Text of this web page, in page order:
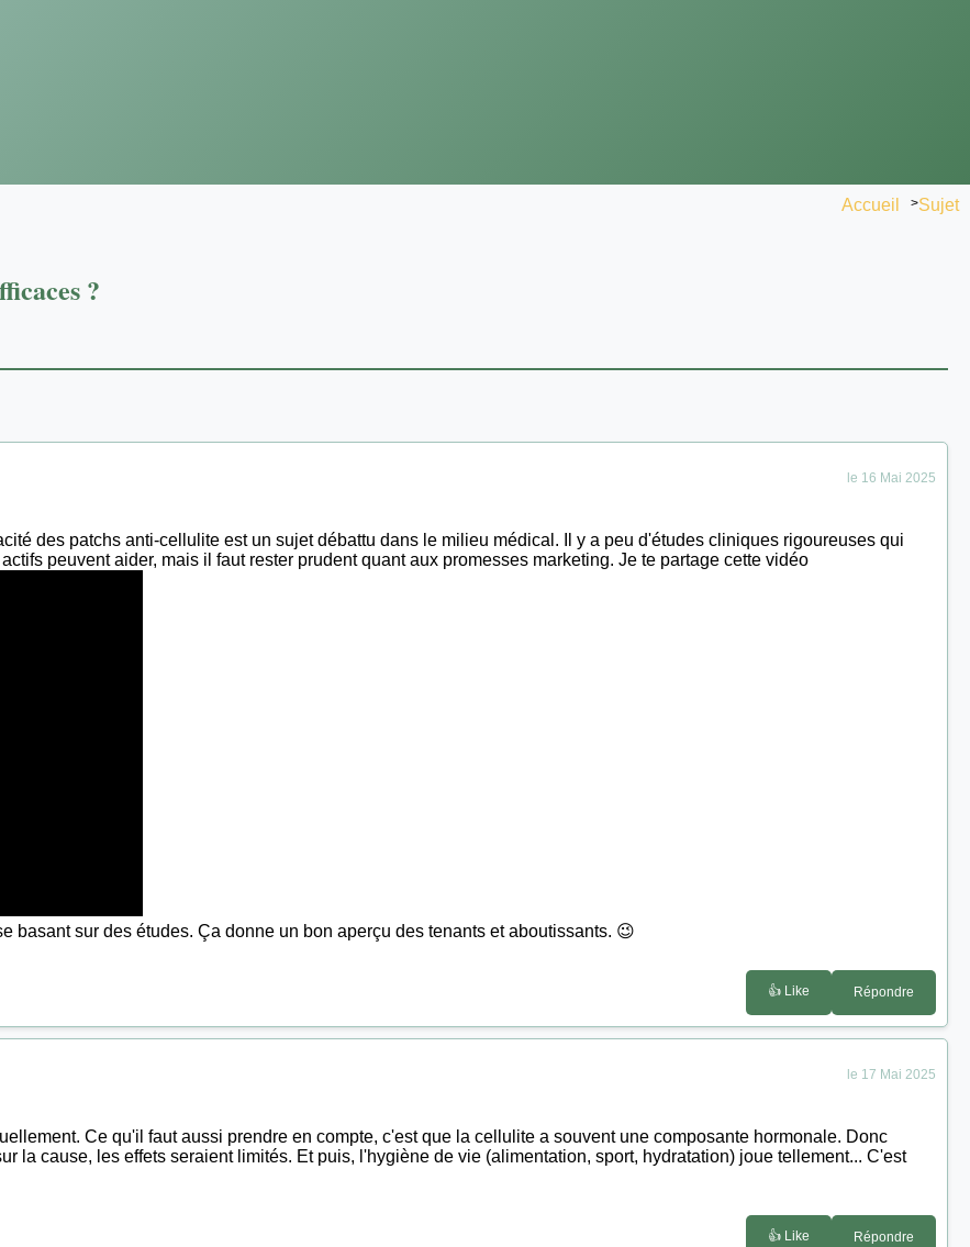
Accueil >Sujet
?
le 16 Mai 2025
des patchs anti-cellulite est un sujet débattu dans le milieu médical. Il y a peu d'études cliniques rigoureuses qui
peuvent aider, mais il faut rester prudent quant aux promesses marketing. Je te partage cette vidéo
basant sur des études. Ça donne un bon aperçu des tenants et aboutissants. 😉
👍 Like Répondre
le 17 Mai 2025
Ce qu'il faut aussi prendre en compte, c'est que la cellulite a souvent une composante hormonale. Donc
la cause, les effets seraient limités. Et puis, l'hygiène de vie (alimentation, sport, hydratation) joue tellement... C'est
👍 Like Répondre